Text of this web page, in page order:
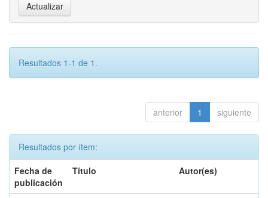
Resultados 1-1 de 1.
anterior 1 siguiente
Resultados por ítem:
Fecha de
publicación
Título Autor(es)